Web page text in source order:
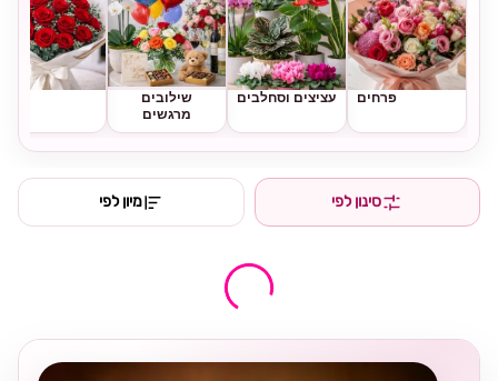
פרחים עציצים וסחלבים
שילובים
מרגשים
סינון לפי מיון לפי